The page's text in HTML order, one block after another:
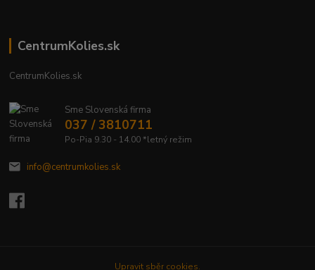
CentrumKolies.sk
CentrumKolies.sk
Sme Slovenská firma
037 / 3810711
Po-Pia 9.30 - 14.00 *letný režim
info@centrumkolies.sk
Upravit sběr cookies.